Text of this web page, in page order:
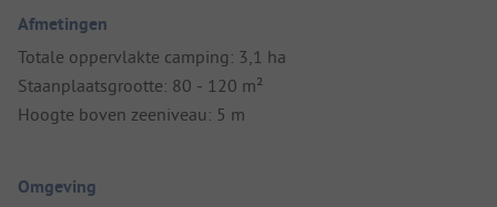
Afmetingen
Totale oppervlakte camping: 3,1 ha
Staanplaatsgrootte: 80 - 120 m²
Hoogte boven zeeniveau: 5 m
Omgeving